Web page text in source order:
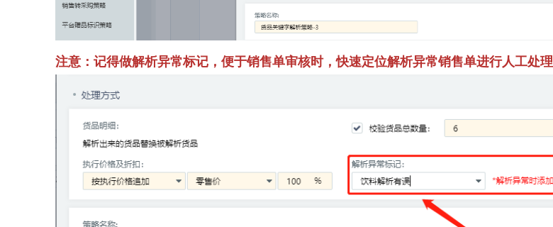
注意：记得做解析异常标记，便于销售单审核时，快速定位解析异常销售单进行人工处理